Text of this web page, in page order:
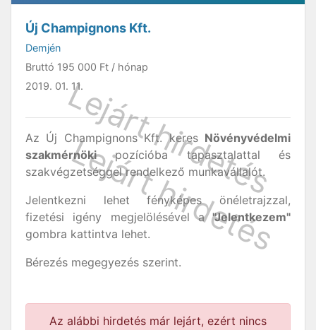
Új Champignons Kft.
Demjén
Bruttó 195 000 Ft / hónap
2019. 01. 11.
Az Új Champignons Kft. keres Növényvédelmi
szakmérnökipozícióba tapasztalattal és
szakvégzetséggel rendelkező munkavállalót.
Jelentkezni lehet fényképes önéletrajzzal,
fizetési igény megjelölésével a"Jelentkezem"
gombra kattintva lehet.
Bérezés megegyezés szerint.
Az alábbi hirdetés már lejárt, ezért nincs